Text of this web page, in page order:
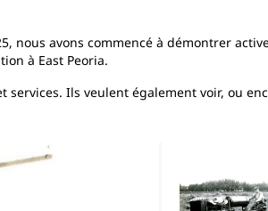
nous avons commencé à démontrer
à East Peoria.
Ils veulent également voir, ou